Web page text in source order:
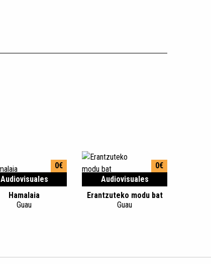
Audiovisuales
0€
Hamalaia
Guau
Audiovisuales
0€
Erantzuteko modu bat
Guau